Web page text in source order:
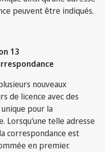
peuvent être indiqués.
13
nouveaux
de licence avec des
pour la
Lorsqu'une telle adresse
correspondance est
en premier.